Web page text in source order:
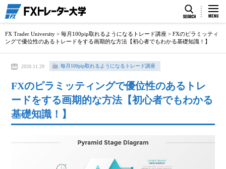
FX Trader University > 毎月100pip取れるようになるトレード講座 > FXのピラミッティ
ングで優位性のあるトレードをする画期的な方法【初心者でもわかる基礎知識！】
2020.11.29 毎月100pip取れるようになるトレード講座
FXのピラミッティングで優位性のあるトレ
ードをする画期的な方法【初心者でもわかる
基礎知識！】